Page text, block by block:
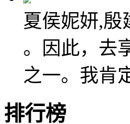
夏侯妮妍,殷
。因此，去
之一。我肯
排行榜